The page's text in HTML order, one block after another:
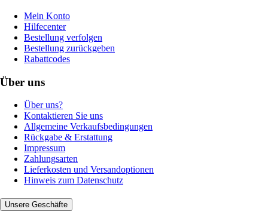
Mein Konto
Hilfecenter
Bestellung verfolgen
Bestellung zurückgeben
Rabattcodes
Über uns
Über uns?
Kontaktieren Sie uns
Allgemeine Verkaufsbedingungen
Rückgabe & Erstattung
Impressum
Zahlungsarten
Lieferkosten und Versandoptionen
Hinweis zum Datenschutz
Unsere Geschäfte